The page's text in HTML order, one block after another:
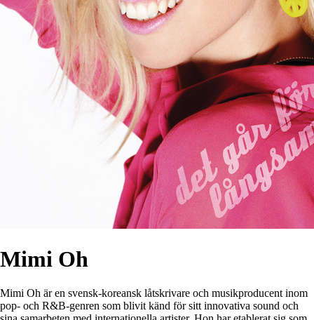
Mimi Oh
Mimi Oh är en svensk-koreansk låtskrivare och musikproducent inom
pop- och R&B-genren som blivit känd för sitt innovativa sound och